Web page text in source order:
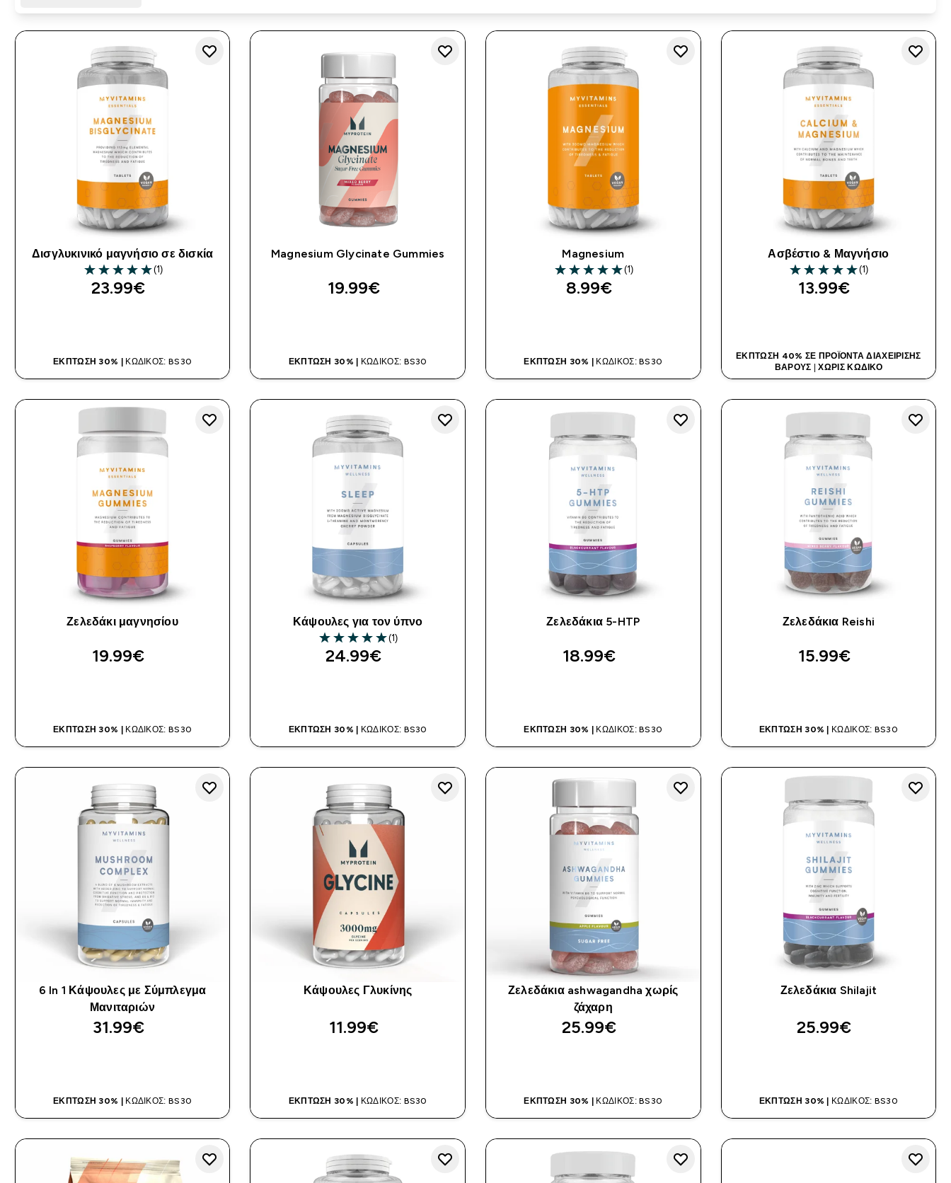
Δισγλυκινικό μαγνήσιο σε δισκία
5 out of 5 stars
(1)
23.99€‎
ΈΚΠΤΩΣΗ 30% | ΚΩΔΙΚΌΣ: BS30
Magnesium Glycinate Gummies
19.99€‎
ΈΚΠΤΩΣΗ 30% | ΚΩΔΙΚΌΣ: BS30
Magnesium
5 out of 5 stars
(1)
8.99€‎
ΈΚΠΤΩΣΗ 30% | ΚΩΔΙΚΌΣ: BS30
Ασβέστιο & Μαγνήσιο
5 out of 5 stars
(1)
13.99€‎
ΈΚΠΤΩΣΗ 40% ΣΕ ΠΡΟΪΌΝΤΑ ΔΙΑΧΕΊΡΙΣΗΣ
ΒΆΡΟΥΣ |ΧΩΡΊΣ ΚΩΔΙΚΌ
Ζελεδάκι μαγνησίου
19.99€‎
ΈΚΠΤΩΣΗ 30% | ΚΩΔΙΚΌΣ: BS30
Κάψουλες για τον ύπνο
5 out of 5 stars
(1)
24.99€‎
ΈΚΠΤΩΣΗ 30% | ΚΩΔΙΚΌΣ: BS30
Ζελεδάκια 5-HTP
18.99€‎
ΈΚΠΤΩΣΗ 30% | ΚΩΔΙΚΌΣ: BS30
Ζελεδάκια Reishi
15.99€‎
ΈΚΠΤΩΣΗ 30% | ΚΩΔΙΚΌΣ: BS30
6 In 1 Κάψουλες με Σύμπλεγμα
Μανιταριών
31.99€‎
ΈΚΠΤΩΣΗ 30% | ΚΩΔΙΚΌΣ: BS30
Κάψουλες Γλυκίνης
11.99€‎
ΈΚΠΤΩΣΗ 30% | ΚΩΔΙΚΌΣ: BS30
Ζελεδάκια ashwagandha χωρίς
ζάχαρη
25.99€‎
ΈΚΠΤΩΣΗ 30% | ΚΩΔΙΚΌΣ: BS30
Ζελεδάκια Shilajit
25.99€‎
ΈΚΠΤΩΣΗ 30% | ΚΩΔΙΚΌΣ: BS30